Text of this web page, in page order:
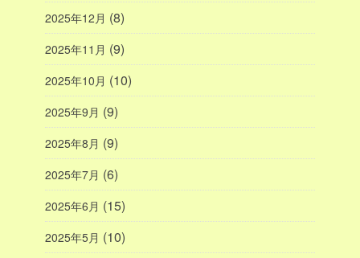
2025年12月 (8)
2025年11月 (9)
2025年10月 (10)
2025年9月 (9)
2025年8月 (9)
2025年7月 (6)
2025年6月 (15)
2025年5月 (10)